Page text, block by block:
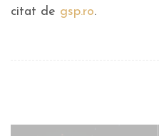
citat de gsp.ro.